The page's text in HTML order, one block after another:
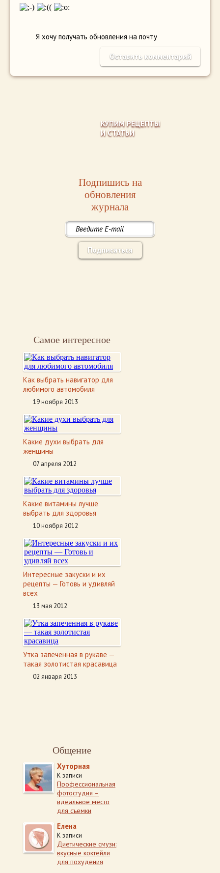
Я хочу получать обновления на почту
КУПИМ РЕЦЕПТЫ
И СТАТЬИ
Подпишись на
обновления
журнала
Подписаться
Самое интересное
Как выбрать навигатор для
любимого автомобиля
19 ноября 2013
Какие духи выбрать для
женщины
07 апреля 2012
Какие витамины лучше
выбрать для здоровья
10 ноября 2012
Интересные закуски и их
рецепты — Готовь и удивляй
всех
13 мая 2012
Утка запеченная в рукаве —
такая золотистая красавица
02 января 2013
Общение
Хуторная
К записи
Профессиональная
фотостудия –
идеальное место
для съемки
Елена
К записи
Диетические смузи:
вкусные коктейли
для похудения